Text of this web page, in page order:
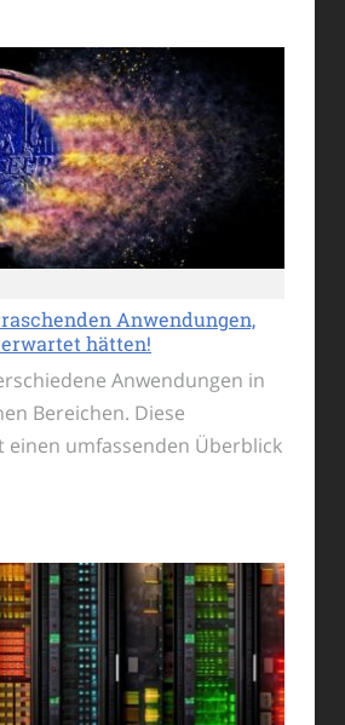
Anwendungen,
hätten!
Anwendungen in
Bereichen. Diese
einen umfassenden Überblick